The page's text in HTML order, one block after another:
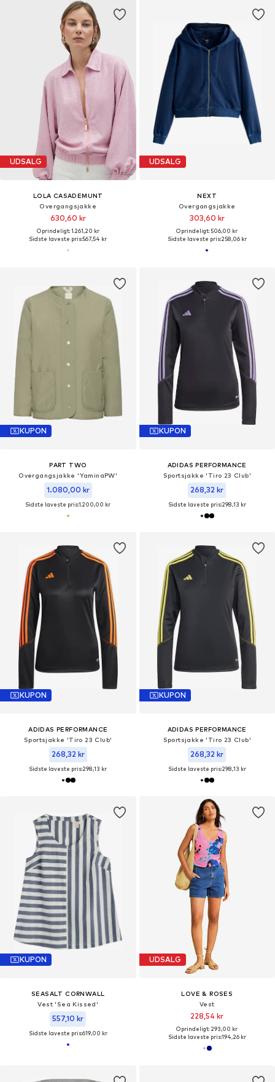
UDSALG
LOLA CASADEMUNT
Overgangsjakke
630,60 kr
Oprindeligt: 1.261,20 kr
Sidste laveste pris:567,54 kr
UDSALG
NEXT
Overgangsjakke
303,60 kr
Oprindeligt: 506,00 kr
Sidste laveste pris:258,06 kr
KUPON
PART TWO
Overgangsjakke 'YaminaPW'
1.080,00 kr
Sidste laveste pris:1.200,00 kr
KUPON
ADIDAS PERFORMANCE
Sportsjakke 'Tiro 23 Club'
268,32 kr
Sidste laveste pris:298,13 kr
KUPON
ADIDAS PERFORMANCE
Sportsjakke 'Tiro 23 Club'
268,32 kr
Sidste laveste pris:298,13 kr
KUPON
ADIDAS PERFORMANCE
Sportsjakke 'Tiro 23 Club'
268,32 kr
Sidste laveste pris:298,13 kr
KUPON
SEASALT CORNWALL
Vest 'Sea Kissed'
557,10 kr
Sidste laveste pris:619,00 kr
UDSALG
LOVE & ROSES
Vest
228,54 kr
Oprindeligt: 293,00 kr
Sidste laveste pris:194,26 kr